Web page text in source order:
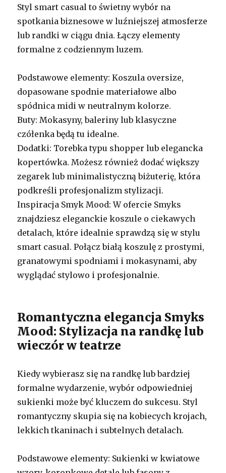
Styl smart casual to świetny wybór na
spotkania biznesowe w luźniejszej atmosferze
lub randki w ciągu dnia. Łączy elementy
formalne z codziennym luzem.
Podstawowe elementy: Koszula oversize,
dopasowane spodnie materiałowe albo
spódnica midi w neutralnym kolorze.
Buty: Mokasyny, baleriny lub klasyczne
czółenka będą tu idealne.
Dodatki: Torebka typu shopper lub elegancka
kopertówka. Możesz również dodać większy
zegarek lub minimalistyczną biżuterię, która
podkreśli profesjonalizm stylizacji.
Inspiracja Smyk Mood: W ofercie Smyks
znajdziesz eleganckie koszule o ciekawych
detalach, które idealnie sprawdzą się w stylu
smart casual. Połącz białą koszulę z prostymi,
granatowymi spodniami i mokasynami, aby
wyglądać stylowo i profesjonalnie.
Romantyczna elegancja Smyks
Mood: Stylizacja na randkę lub
wieczór w teatrze
Kiedy wybierasz się na randkę lub bardziej
formalne wydarzenie, wybór odpowiedniej
sukienki może być kluczem do sukcesu. Styl
romantyczny skupia się na kobiecych krojach,
lekkich tkaninach i subtelnych detalach.
Podstawowe elementy: Sukienki w kwiatowe